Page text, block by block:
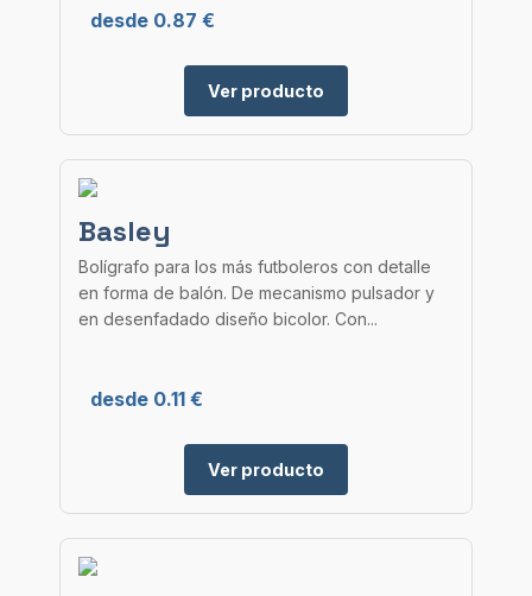
desde 0.87 €
Ver producto
Basley
Bolígrafo para los más futboleros con detalle
en forma de balón. De mecanismo pulsador y
en desenfadado diseño bicolor. Con...
desde 0.11 €
Ver producto